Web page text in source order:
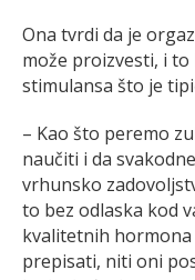
Ona tvrdi da je
može proizvesti, i
stimulansa što je
– Kao što peremo
naučiti i da
vrhunsko
to bez odlaska kod
kvalitetnih hormona
prepisati, niti oni